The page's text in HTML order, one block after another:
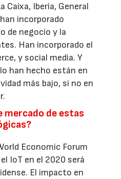
Caixa, Iberia, General
incorporado
de negocio y la
Han incorporado el
y social media. Y
han hecho están en
más bajo, si no en
mercado de estas
Economic Forum
IoT en el 2020 será
El impacto en